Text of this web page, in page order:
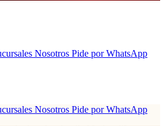
Nosotros Pide por WhatsApp
Nosotros Pide por WhatsApp